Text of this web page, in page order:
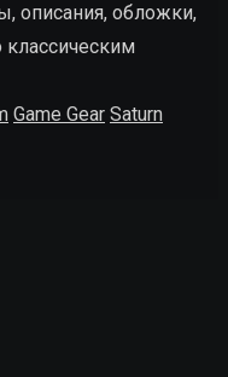
описания, обложки,
Game Gear Saturn